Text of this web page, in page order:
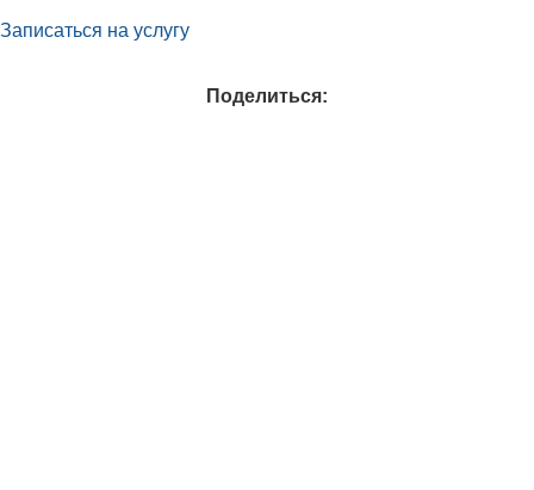
Записаться на услугу
Поделиться: